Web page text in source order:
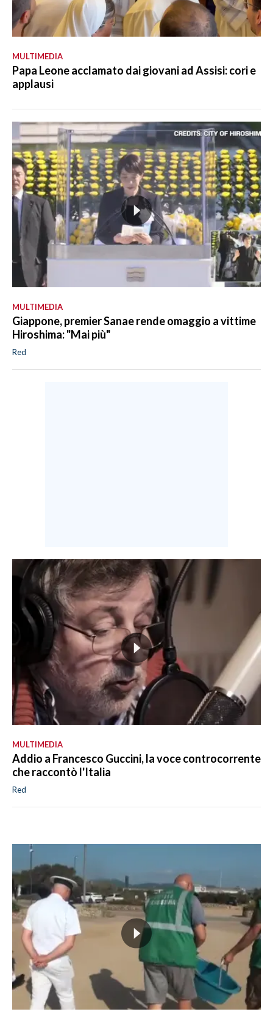
MULTIMEDIA
Papa Leone acclamato dai giovani ad Assisi: cori e
applausi
MULTIMEDIA
Giappone, premier Sanae rende omaggio a vittime
Hiroshima: "Mai più"
Red
MULTIMEDIA
Addio a Francesco Guccini, la voce controcorrente
che raccontò l'Italia
Red